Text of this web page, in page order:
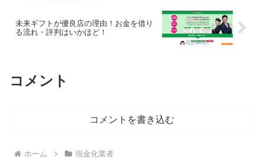
未来ギフトが優良店の理由！お金を借り
る流れ・評判はいかほど！
コメント
コメントを書き込む
ホーム 現金化業者